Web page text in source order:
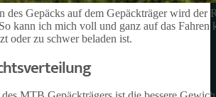
des Gepäcks auf dem Gepäckträger wird der
kann ich mich voll und ganz auf das
oder zu schwer beladen ist.